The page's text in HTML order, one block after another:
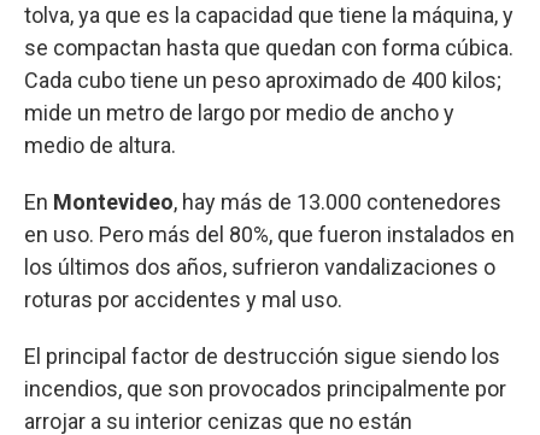
tolva, ya que es la capacidad que tiene la máquina, y
se compactan hasta que quedan con forma cúbica.
Cada cubo tiene un peso aproximado de 400 kilos;
mide un metro de largo por medio de ancho y
medio de altura.
En Montevideo, hay más de 13.000 contenedores
en uso. Pero más del 80%, que fueron instalados en
los últimos dos años, sufrieron vandalizaciones o
roturas por accidentes y mal uso.
El principal factor de destrucción sigue siendo los
incendios, que son provocados principalmente por
arrojar a su interior cenizas que no están